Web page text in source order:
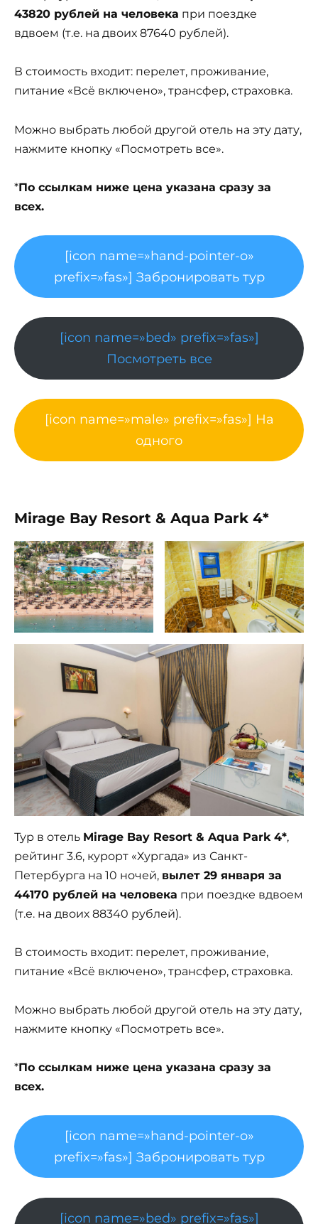
43820 рублей на человека при поездке
вдвоем (т.е. на двоих 87640 рублей).
В стоимость входит: перелет, проживание,
питание «Всё включено», трансфер, страховка.
Можно выбрать любой другой отель на эту дату,
нажмите кнопку «Посмотреть все».
*По ссылкам ниже цена указана сразу за
всех.
[icon name=»hand-pointer-o»
prefix=»fas»] Забронировать тур
[icon name=»bed» prefix=»fas»]
Посмотреть все
[icon name=»male» prefix=»fas»] На
одного
Mirage Bay Resort & Aqua Park 4*
Тур в отель Mirage Bay Resort & Aqua Park 4*,
рейтинг 3.6, курорт «Хургада» из Санкт-
Петербурга на 10 ночей, вылет 29 января за
44170 рублей на человека при поездке вдвоем
(т.е. на двоих 88340 рублей).
В стоимость входит: перелет, проживание,
питание «Всё включено», трансфер, страховка.
Можно выбрать любой другой отель на эту дату,
нажмите кнопку «Посмотреть все».
*По ссылкам ниже цена указана сразу за
всех.
[icon name=»hand-pointer-o»
prefix=»fas»] Забронировать тур
[icon name=»bed» prefix=»fas»]